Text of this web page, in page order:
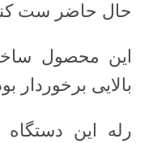
حال حاضر ست
این محصول
بالایی برخوردار
رله این